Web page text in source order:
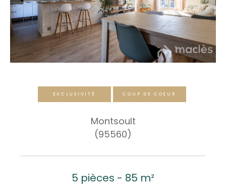
EXCLUSIVITÉ COUP DE COEUR
Montsoult
(95560)
5 pièces - 85 m²